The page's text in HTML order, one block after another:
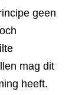
geen
mag dit
heeft.